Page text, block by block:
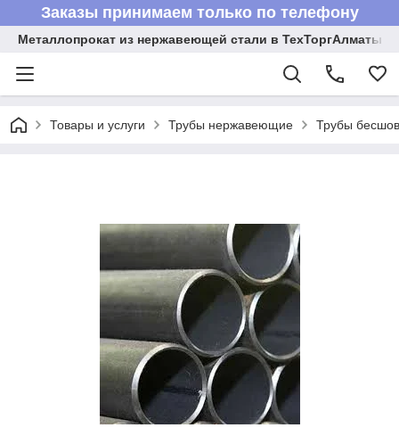
Заказы принимаем только по телефону
Металлопрокат из нержавеющей стали в ТехТоргАлматы
Товары и услуги Трубы нержавеющие Трубы